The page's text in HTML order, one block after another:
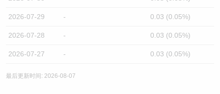
2026-07-29 - 0.03 (0.05%)
2026-07-28 - 0.03 (0.05%)
2026-07-27 - 0.03 (0.05%)
最后更新时间: 2026-08-07